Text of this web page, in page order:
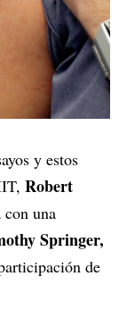
y estos
Robert
una
Springer,
de